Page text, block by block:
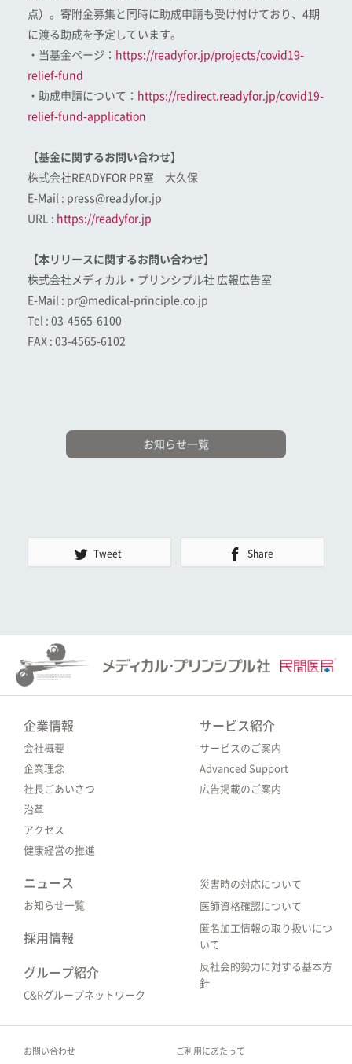
点）。寄附金募集と同時に助成申請も受け付けており、4期
に渡る助成を予定しています。
・当基金ページ： https://readyfor.jp/projects/covid19-
relief-fund
・助成申請について： https://redirect.readyfor.jp/covid19-
relief-fund-application
【基金に関するお問い合わせ】
株式会社READYFOR PR室 大久保
E-Mail : press@readyfor.jp
URL : https://readyfor.jp
【本リリースに関するお問い合わせ】
株式会社メディカル・プリンシプル社 広報広告室
E-Mail : pr@medical-principle.co.jp
Tel : 03-4565-6100
FAX : 03-4565-6102
お知らせ一覧
Tweet Share
企業情報
会社概要
企業理念
社長ごあいさつ
沿革
アクセス
健康経営の推進
サービス紹介
サービスのご案内
Advanced Support
広告掲載のご案内
ニュース
お知らせ一覧
採用情報
グループ紹介
C&Rグループネットワーク
災害時の対応について
医師資格確認について
匿名加工情報の取り扱いにつ
いて
反社会的勢力に対する基本方
針
お問い合わせ ご利用にあたって